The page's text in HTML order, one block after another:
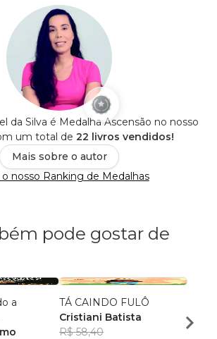
da Silva é Medalha Ascensão no nosso
um total de 22 livros vendidos!
Mais sobre o autor
nosso Ranking de Medalhas
pode gostar de
a
TÁ CAINDO FULÔ
Cristiani Batista
R$ 58,40
em